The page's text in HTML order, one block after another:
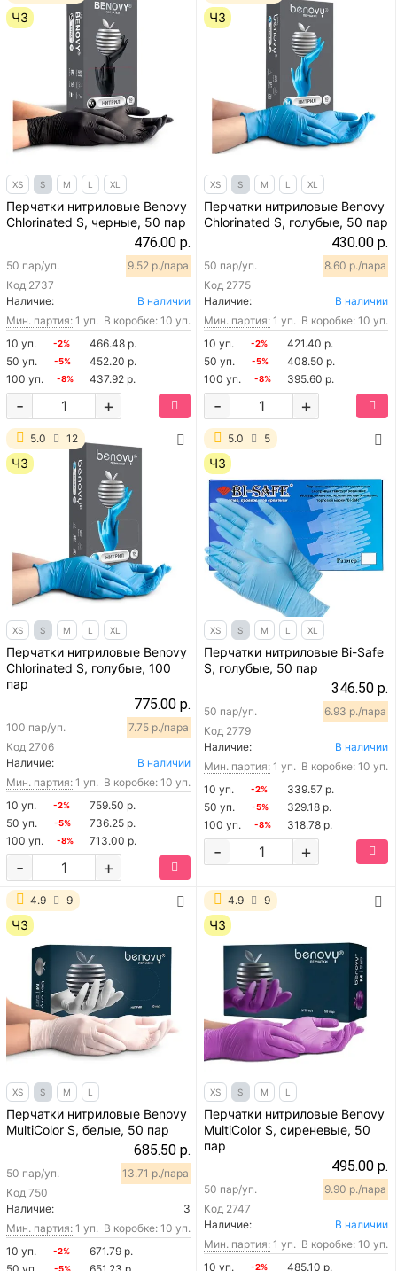
ЧЗ
XS S M L XL
Перчатки нитриловые Benovy
Chlorinated S, черные, 50 пар
476.00 р.
Код 2737
50 пар/уп. 9.52 р./пара
Наличие:
В наличии
Мин. партия: 1 уп. В коробке: 10 уп.
10 уп.
-2%
466.48 р.
50 уп.
-5%
452.20 р.
100 уп.
-8% 437.92 р.
+
-
ЧЗ
XS S M L XL
Перчатки нитриловые Benovy
Chlorinated S, голубые, 50 пар
430.00 р.
Код 2775
50 пар/уп. 8.60 р./пара
Наличие:
В наличии
Мин. партия: 1 уп. В коробке: 10 уп.
10 уп.
-2%
421.40 р.
50 уп.
-5%
408.50 р.
100 уп.
-8% 395.60 р.
+
-
5.0 12
ЧЗ
XS S M L XL
Перчатки нитриловые Benovy
Chlorinated S, голубые, 100
пар
775.00 р.
Код 2706
100 пар/уп. 7.75 р./пара
Наличие:
В наличии
Мин. партия: 1 уп. В коробке: 10 уп.
10 уп.
-2%
759.50 р.
50 уп.
-5%
736.25 р.
100 уп.
-8% 713.00 р.
+
-
5.0 5
ЧЗ
XS S M L XL
Перчатки нитриловые Bi-Safe
S, голубые, 50 пар
346.50 р.
Код 2779
50 пар/уп. 6.93 р./пара
Наличие:
В наличии
Мин. партия: 1 уп. В коробке: 10 уп.
10 уп.
-2%
339.57 р.
50 уп.
-5%
329.18 р.
100 уп.
-8% 318.78 р.
+
-
4.9 9
ЧЗ
XS S M L
Перчатки нитриловые Benovy
MultiColor S, белые, 50 пар
685.50 р.
Код 750
50 пар/уп. 13.71 р./пара
Наличие:
3
Мин. партия: 1 уп. В коробке: 10 уп.
10 уп.
-2%
671.79 р.
-5%
4.9 9
ЧЗ
XS S M L
Перчатки нитриловые Benovy
MultiColor S, сиреневые, 50
пар
495.00 р.
Код 2747
50 пар/уп. 9.90 р./пара
Наличие:
В наличии
Мин. партия: 1 уп. В коробке: 10 уп.
10 уп.
-2% 485.10 р.